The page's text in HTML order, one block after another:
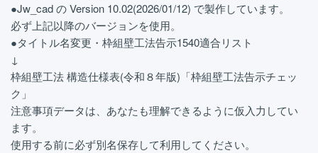
●Jw_cad の Version 10.02(2026/01/12) で製作しています。
必ず上記以降のバージョンを使用。
●タイトル名変更・枠組壁工法告示1540適合リスト
↓
枠組壁工法 構造仕様表(令和８年版)「枠組壁工法告示チェッ
ク」
注意事項データは、あなたも理解できるように仮入力してい
ます。
使用する前に必ず別名保存して利用してください。